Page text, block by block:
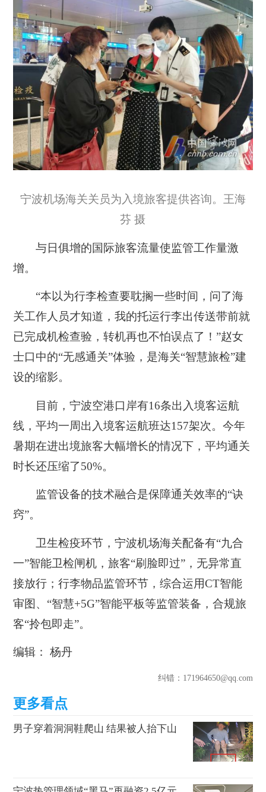
宁波机场海关关员为入境旅客提供咨询。王海
芬 摄
与日俱增的国际旅客流量使监管工作量激
增。
“本以为行李检查要耽搁一些时间，问了海
关工作人员才知道，我的托运行李出传送带前就
已完成机检查验，转机再也不怕误点了！”赵女
士口中的“无感通关”体验，是海关“智慧旅检”建
设的缩影。
目前，宁波空港口岸有16条出入境客运航
线，平均一周出入境客运航班达157架次。今年
暑期在进出境旅客大幅增长的情况下，平均通关
时长还压缩了50%。
监管设备的技术融合是保障通关效率的“诀
窍”。
卫生检疫环节，宁波机场海关配备有“九合
一”智能卫检闸机，旅客“刷脸即过”，无异常直
接放行；行李物品监管环节，综合运用CT智能
审图、“智慧+5G”智能平板等监管装备，合规旅
客“拎包即走”。
编辑： 杨丹
纠错：171964650@qq.com
男子穿着洞洞鞋爬山 结果被人抬下山